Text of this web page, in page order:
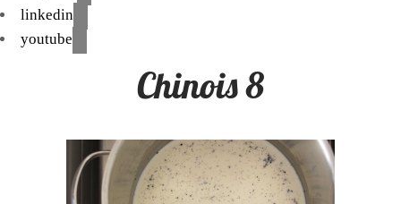
linkedin
youtube
Chinois 8